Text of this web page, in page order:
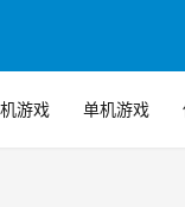
游戏 单机游戏